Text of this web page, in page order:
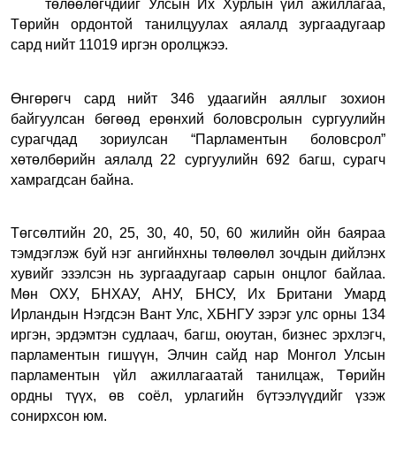
төлөөлөгчдийг Улсын Их Хурлын үйл ажиллагаа,
Төрийн ордонтой танилцуулах аялалд зургаадугаар
сард нийт 11019 иргэн оролцжээ.
Өнгөрөгч сард нийт 346 удаагийн аяллыг зохион
байгуулсан бөгөөд ерөнхий боловсролын сургуулийн
сурагчдад зориулсан “Парламентын боловсрол”
хөтөлбөрийн аялалд 22 сургуулийн 692 багш, сурагч
хамрагдсан байна.
Төгсөлтийн 20, 25, 30, 40, 50, 60 жилийн ойн баяраа
тэмдэглэж буй нэг ангийнхны төлөөлөл зочдын дийлэнх
хувийг эзэлсэн нь зургаадугаар сарын онцлог байлаа.
Мөн ОХУ, БНХАУ, АНУ, БНСУ, Их Британи Умард
Ирландын Нэгдсэн Вант Улс, ХБНГУ зэрэг улс орны 134
иргэн, эрдэмтэн судлаач, багш, оюутан, бизнес эрхлэгч,
парламентын гишүүн, Элчин сайд нар Монгол Улсын
парламентын үйл ажиллагаатай танилцаж, Төрийн
ордны түүх, өв соёл, урлагийн бүтээлүүдийг үзэж
сонирхсон юм.